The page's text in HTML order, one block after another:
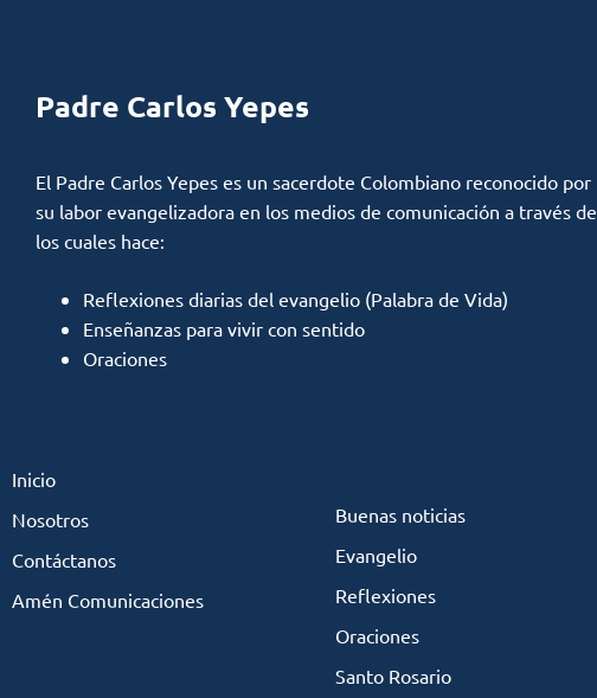
Padre Carlos Yepes
El Padre Carlos Yepes es un sacerdote Colombiano reconocido por
su labor evangelizadora en los medios de comunicación a través de
los cuales hace:
Reflexiones diarias del evangelio (Palabra de Vida)
Enseñanzas para vivir con sentido
Oraciones
Inicio
Nosotros
Contáctanos
Amén Comunicaciones
Buenas noticias
Evangelio
Reflexiones
Oraciones
Santo Rosario